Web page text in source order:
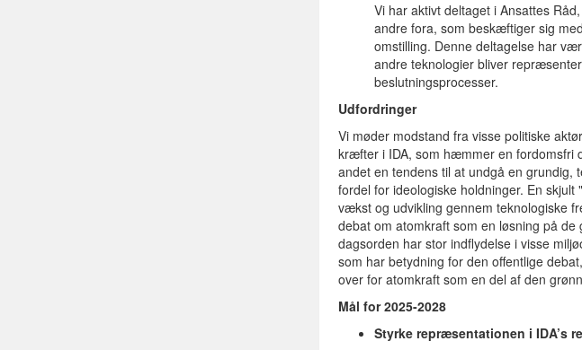
Vi har aktivt deltaget i Ansattes
andre fora, som beskæftiger sig
omstilling. Denne deltagelse har
andre teknologier bliver
beslutningsprocesser.
Udfordringer
Vi møder modstand fra visse politiske
kræfter i IDA, som hæmmer en fordomsfri
andet en tendens til at undgå en grundig,
fordel for ideologiske holdninger. En
vækst og udvikling gennem teknologiske
debat om atomkraft som en løsning på
dagsorden har stor indflydelse i visse
som har betydning for den offentlige
over for atomkraft som en del af den
Mål for 2025-2028
Styrke repræsentationen i IDA’s